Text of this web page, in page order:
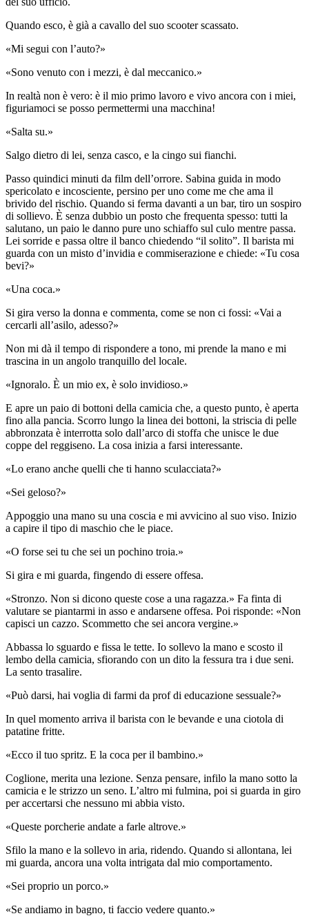
Quando esco, è già a cavallo del suo scooter scassato.
«Mi segui con l’auto?»
«Sono venuto con i mezzi, è dal meccanico.»
In realtà non è vero: è il mio primo lavoro e vivo ancora con i miei,
figuriamoci se posso permettermi una macchina!
«Salta su.»
Salgo dietro di lei, senza casco, e la cingo sui fianchi.
Passo quindici minuti da film dell’orrore. Sabina guida in modo
spericolato e incosciente, persino per uno come me che ama il
brivido del rischio. Quando si ferma davanti a un bar, tiro un sospiro
di sollievo. È senza dubbio un posto che frequenta spesso: tutti la
salutano, un paio le danno pure uno schiaffo sul culo mentre passa.
Lei sorride e passa oltre il banco chiedendo “il solito”. Il barista mi
guarda con un misto d’invidia e commiserazione e chiede: «Tu cosa
bevi?»
«Una coca.»
Si gira verso la donna e commenta, come se non ci fossi: «Vai a
cercarli all’asilo, adesso?»
Non mi dà il tempo di rispondere a tono, mi prende la mano e mi
trascina in un angolo tranquillo del locale.
«Ignoralo. È un mio ex, è solo invidioso.»
E apre un paio di bottoni della camicia che, a questo punto, è aperta
fino alla pancia. Scorro lungo la linea dei bottoni, la striscia di pelle
abbronzata è interrotta solo dall’arco di stoffa che unisce le due
coppe del reggiseno. La cosa inizia a farsi interessante.
«Lo erano anche quelli che ti hanno sculacciata?»
«Sei geloso?»
Appoggio una mano su una coscia e mi avvicino al suo viso. Inizio
a capire il tipo di maschio che le piace.
«O forse sei tu che sei un pochino troia.»
Si gira e mi guarda, fingendo di essere offesa.
«Stronzo. Non si dicono queste cose a una ragazza.» Fa finta di
valutare se piantarmi in asso e andarsene offesa. Poi risponde: «Non
capisci un cazzo. Scommetto che sei ancora vergine.»
Abbassa lo sguardo e fissa le tette. Io sollevo la mano e scosto il
lembo della camicia, sfiorando con un dito la fessura tra i due seni.
La sento trasalire.
«Può darsi, hai voglia di farmi da prof di educazione sessuale?»
In quel momento arriva il barista con le bevande e una ciotola di
patatine fritte.
«Ecco il tuo spritz. E la coca per il bambino.»
Coglione, merita una lezione. Senza pensare, infilo la mano sotto la
camicia e le strizzo un seno. L’altro mi fulmina, poi si guarda in giro
per accertarsi che nessuno mi abbia visto.
«Queste porcherie andate a farle altrove.»
Sfilo la mano e la sollevo in aria, ridendo. Quando si allontana, lei
mi guarda, ancora una volta intrigata dal mio comportamento.
«Sei proprio un porco.»
«Se andiamo in bagno, ti faccio vedere quanto.»